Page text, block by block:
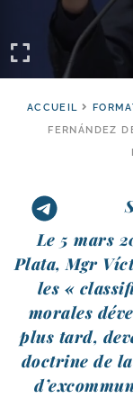
ACCUEIL
FERNÁNDEZ
Le 5 mars
Plata, Mgr
les «
morales
plus tard,
doc­trine de